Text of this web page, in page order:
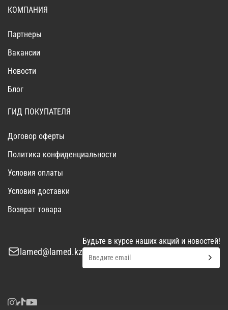
КОМПАНИЯ
Партнеры
Вакансии
Новости
Блог
ГИД ПОКУПАТЕЛЯ
Договор оферты
Политика конфиденциальности
Условия оплаты
Условия доставки
Возврат товара
lamed@lamed.kz
Будьте в курсе наших акций и новостей!